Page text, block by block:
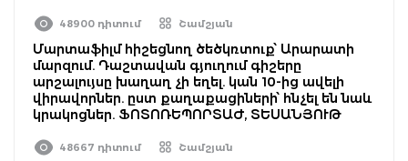
48900 դիտում Շամշյան
Մարտաֆիլմ հիշեցնող ծեծկռտուք՝ Արարատի
մարզում. Դաշտավան գյուղում գիշերը
արշալույսը խաղաղ չի եղել. կան 10-ից ավելի
վիրավորներ. ըստ քաղաքացիների՝ հնչել են նաև
կրակոցներ. ՖՈՏՈՌԵՊՈՐՏԱԺ, ՏԵՍԱՆՅՈՒԹ
48667 դիտում Շամշյան